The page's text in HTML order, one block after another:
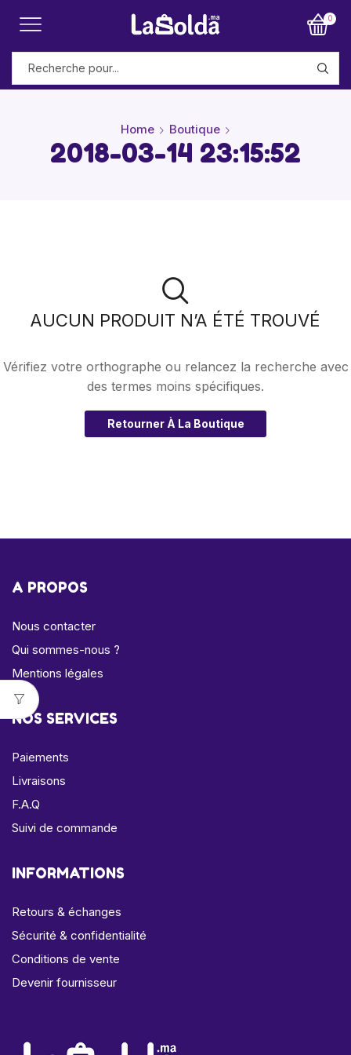
0
Home Boutique
2018-03-14 23:15:52
AUCUN PRODUIT N’A ÉTÉ TROUVÉ
Vérifiez votre orthographe ou relancez la recherche avec
des termes moins spécifiques.
Retourner À La Boutique
A PROPOS
Nous contacter
Qui sommes-nous ?
Mentions légales
NOS SERVICES
Paiements
Livraisons
F.A.Q
Suivi de commande
INFORMATIONS
Retours & échanges
Sécurité & confidentialité
Conditions de vente
Devenir fournisseur